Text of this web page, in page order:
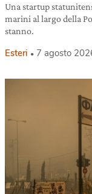
Una startup
marini al largo della
stanno.
Esteri 7 agosto